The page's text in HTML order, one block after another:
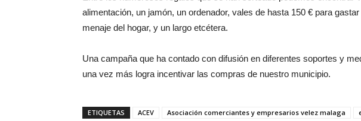
alimentación, un jamón, un ordenador, vales de hasta 150 € para
menaje del hogar, y un largo etcétera.
Una campaña que ha contado con difusión en diferentes soportes y
una vez más logra incentivar las compras de nuestro municipio.
ETIQUETAS ACEV Asociación comerciantes y empresarios velez malaga